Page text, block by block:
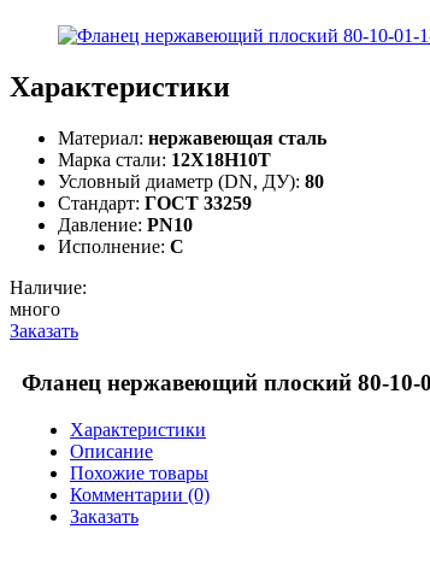
Характеристики
Материал: нержавеющая сталь
Марка стали: 12Х18Н10Т
Условный диаметр (DN, ДУ): 80
Стандарт: ГОСТ 33259
Давление: PN10
Исполнение: C
Наличие:
много
Заказать
Фланец нержавеющий плоский 80-
Характеристики
Описание
Похожие товары
Комментарии (0)
Заказать